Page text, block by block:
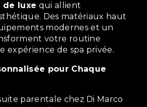
de luxe qui allient
Des matériaux haut
modernes et un
votre routine
expérience de spa privée.
pour Chaque
parentale chez Di Marco